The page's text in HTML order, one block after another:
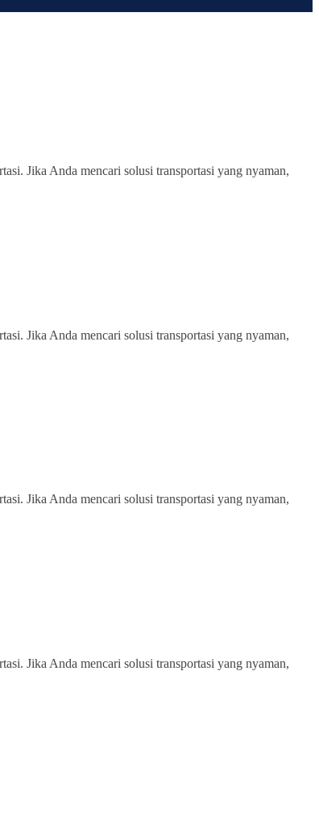
Jika Anda mencari solusi transportasi yang nyaman,
Jika Anda mencari solusi transportasi yang nyaman,
Jika Anda mencari solusi transportasi yang nyaman,
Jika Anda mencari solusi transportasi yang nyaman,